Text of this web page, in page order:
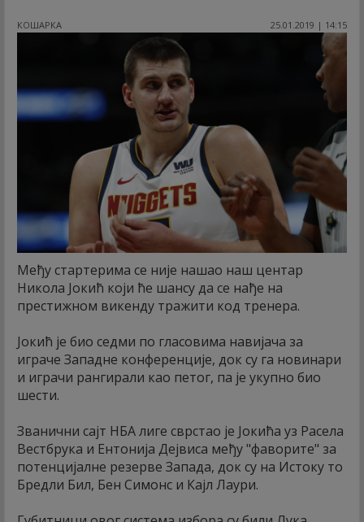
КОШАРКА 25.01.2019 | 14:15
Међу стартерима се није нашао наш центар
Никола Јокић који ће шансу да се нађе на
престижном викенду тражити код тренера.
Јокић је био седми по гласовима навијача за
играче Западне конференције, док су га новинари
и играчи рангирали као петог, па је укупно био
шести.
Званични сајт НБА лиге сврстао је Јокића уз Расела
Вестбрука и Ентонија Дејвиса међу "фаворите" за
потенцијалне резерве Запада, док су на Истоку то
Бредли Бил, Бен Симонс и Кајл Лаури.